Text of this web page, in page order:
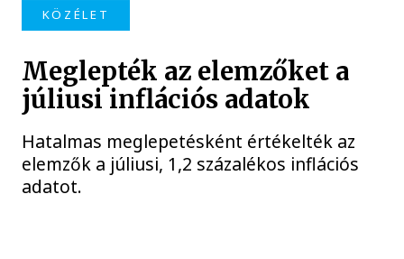
KÖZÉLET
Meglepték az elemzőket a
júliusi inflációs adatok
Hatalmas meglepetésként értékelték az
elemzők a júliusi, 1,2 százalékos inflációs
adatot.